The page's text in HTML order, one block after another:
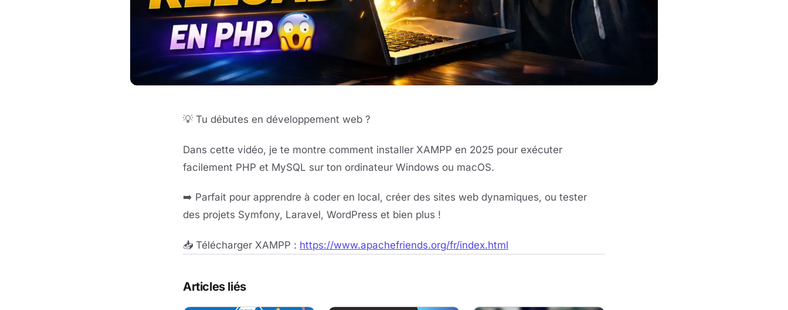
💡 Tu débutes en développement web ?
Dans cette vidéo, je te montre comment installer XAMPP en 2025 pour exécuter
facilement PHP et MySQL sur ton ordinateur Windows ou macOS.
➡️ Parfait pour apprendre à coder en local, créer des sites web dynamiques, ou tester
des projets Symfony, Laravel, WordPress et bien plus !
📥 Télécharger XAMPP : https://www.apachefriends.org/fr/index.html
Articles liés